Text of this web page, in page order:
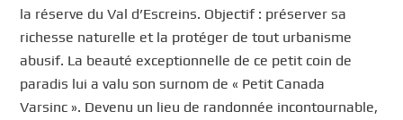
la réserve du Val d’Escreins. Objectif : préserver sa
richesse naturelle et la protéger de tout urbanisme
abusif. La beauté exceptionnelle de ce petit coin de
paradis lui a valu son surnom de « Petit Canada
Varsinc ». Devenu un lieu de randonnée incontournable,